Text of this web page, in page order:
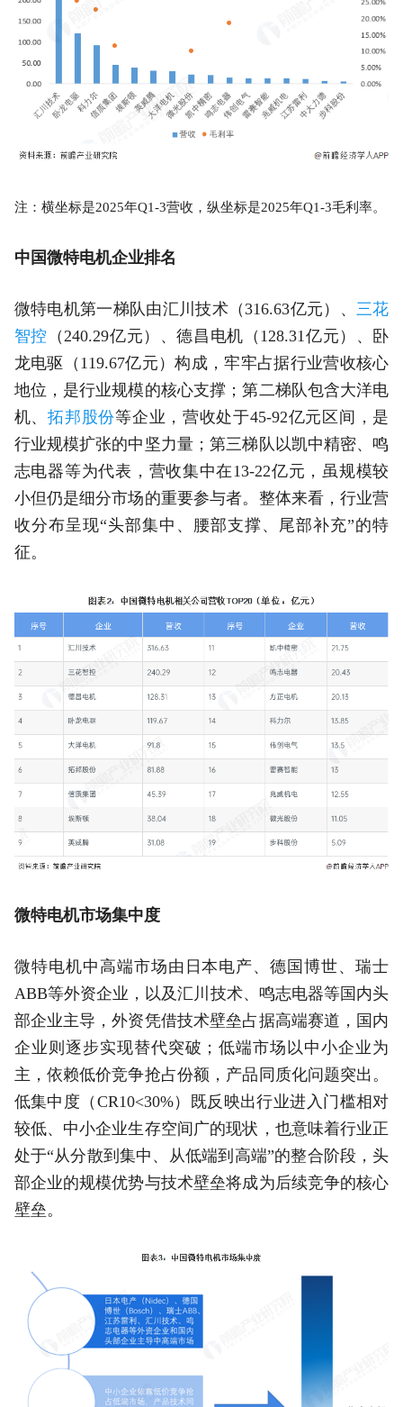
注：横坐标是2025年Q1-3营收，纵坐标是2025年Q1-3毛利率。
中国微特电机企业排名
微特电机第一梯队由汇川技术（316.63亿元）、 三花
智控 （240.29亿元）、德昌电机（128.31亿元）、卧
龙电驱（119.67亿元）构成，牢牢占据行业营收核心
地位，是行业规模的核心支撑；第二梯队包含大洋电
机、拓邦股份等企业，营收处于45-92亿元区间，是
行业规模扩张的中坚力量；第三梯队以凯中精密、鸣
志电器等为代表，营收集中在13-22亿元，虽规模较
小但仍是细分市场的重要参与者。整体来看，行业营
收分布呈现“头部集中、腰部支撑、尾部补充”的特
征。
微特电机市场集中度
微特电机中高端市场由日本电产、德国博世、瑞士
ABB等外资企业，以及汇川技术、鸣志电器等国内头
部企业主导，外资凭借技术壁垒占据高端赛道，国内
企业则逐步实现替代突破；低端市场以中小企业为
主，依赖低价竞争抢占份额，产品同质化问题突出。
低集中度（CR10<30%）既反映出行业进入门槛相对
较低、中小企业生存空间广的现状，也意味着行业正
处于“从分散到集中、从低端到高端”的整合阶段，头
部企业的规模优势与技术壁垒将成为后续竞争的核心
壁垒。